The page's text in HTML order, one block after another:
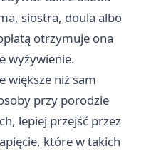
siostra, doula albo
otrzymuje ona
wyżywienie.
większe niż sam
przy porodzie
lepiej przejść przez
które w takich